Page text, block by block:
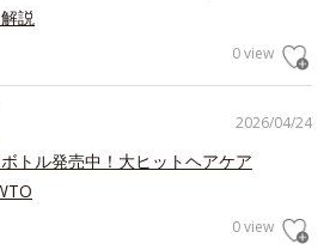
説
0 view
2026/04/24
トル発売中！大ヒットヘアケア
0 view